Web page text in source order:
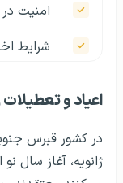
امنیت
شرایط
روش‌های
اعیاد و
در کشور قبرس
ژانویه، آغاز سال